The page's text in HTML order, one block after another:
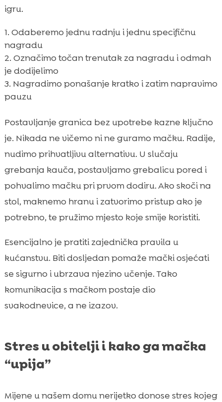
igru.
Odaberemo jednu radnju i jednu specifičnu
nagradu
Označimo točan trenutak za nagradu i odmah
je dodijelimo
Nagradimo ponašanje kratko i zatim napravimo
pauzu
Postavljanje granica bez upotrebe kazne ključno
je. Nikada ne vičemo ni ne guramo mačku. Radije,
nudimo prihvatljivu alternativu. U slučaju
grebanja kauča, postavljamo grebalicu pored i
pohvalimo mačku pri prvom dodiru. Ako skoči na
stol, maknemo hranu i zatvorimo pristup ako je
potrebno, te pružimo mjesto koje smije koristiti.
Esencijalno je pratiti zajednička pravila u
kućanstvu. Biti dosljedan pomaže mački osjećati
se sigurno i ubrzava njezino učenje. Tako
komunikacija s mačkom postaje dio
svakodnevice, a ne izazov.
Stres u obitelji i kako ga mačka
“upija”
Mijene u našem domu nerijetko donose stres kojeg